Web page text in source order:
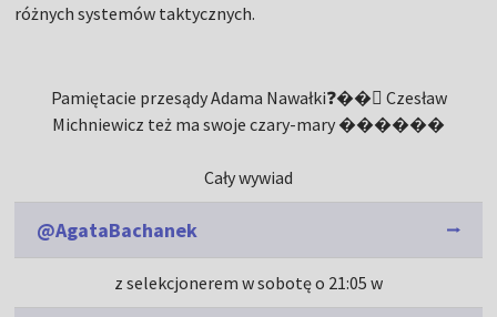
różnych systemów taktycznych.
Pamiętacie przesądy Adama Nawałki❓��‍♂ Czesław
Michniewicz też ma swoje czary-mary ������
Cały wywiad
@AgataBachanek
z selekcjonerem w sobotę o 21:05 w